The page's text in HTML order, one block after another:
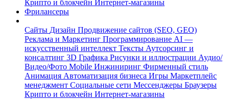
Крипто и блокчейн Интернет-магазины
Фрилансеры
Сайты Дизайн Продвижение сайтов (SEO, GEO)
Реклама и Маркетинг Программирование AI —
искусственный интеллект Тексты Аутсорсинг и
консалтинг 3D Графика Рисунки и иллюстрации Аудио/
Видео/Фото Mobile Инжиниринг Фирменный стиль
Анимация Автоматизация бизнеса Игры Маркетплейс
менеджмент Социальные сети Мессенджеры Браузеры
Крипто и блокчейн Интернет-магазины